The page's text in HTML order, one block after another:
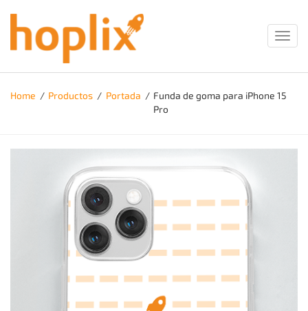
Home / Productos / Portada / Funda de goma para iPhone 15
Pro